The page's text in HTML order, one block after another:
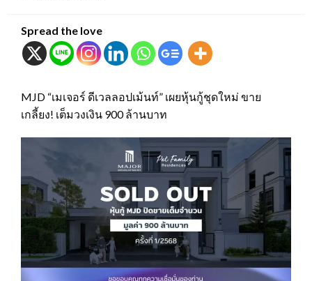
Spread the love
MJD “เมเจอร์ ดีเวลลอปเม้นท์” เผยหุ้นกู้ชุดใหม่ ขาย
เกลี้ยง! เต็มวงเงิน 900 ล้านบาท